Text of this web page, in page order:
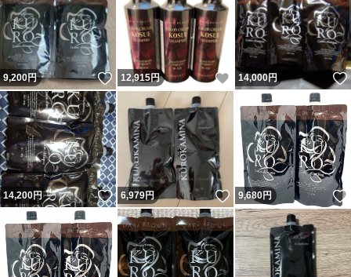
9,200円 いいね！
12,915円 いいね！
14,000円
14,200円 いいね！
6,979円 いいね！
9,680円